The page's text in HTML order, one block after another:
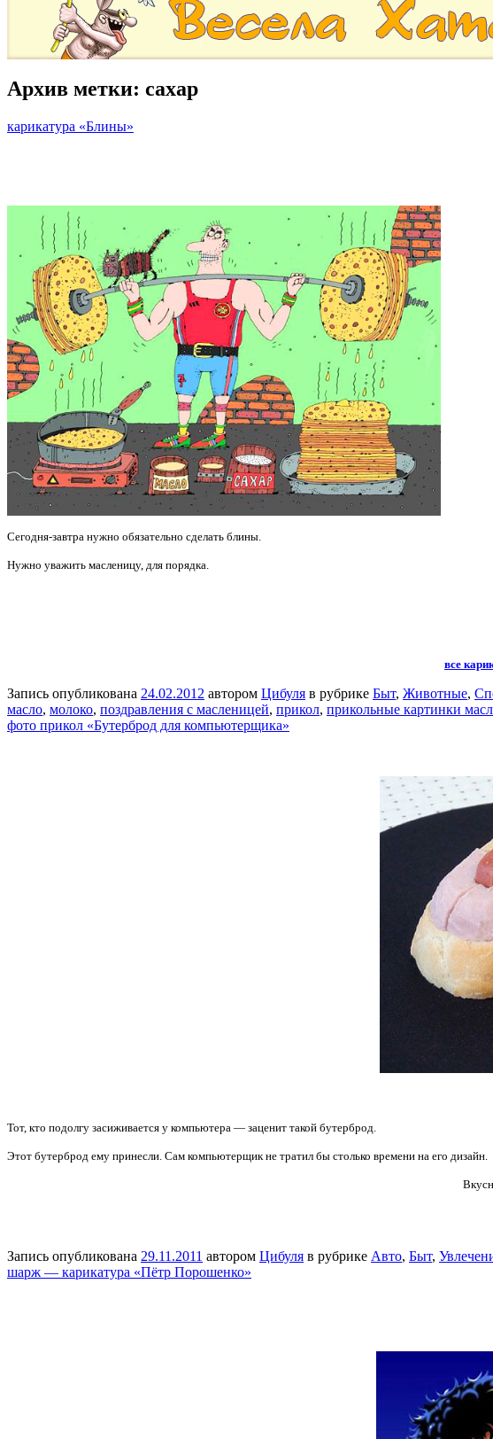
Архив метки: сахар
карикатура «Блины»
Сегодня-завтра нужно обязательно сделать блины.
Нужно уважить масленицу, для порядка.
все
Запись опубликована 24.02.2012 автором Цибуля в рубрике Быт, Животные,
масло, молоко, поздравления с масленицей, прикол, прикольные картинки
фото прикол «Бутерброд для компьютерщика»
Тот, кто подолгу засиживается у компьютера — заценит такой бутерброд.
Этот бутерброд ему принесли. Сам компьютерщик не тратил бы столько времени на его дизайн.
Запись опубликована 29.11.2011 автором Цибуля в рубрике Авто, Быт,
шарж — карикатура «Пётр Порошенко»